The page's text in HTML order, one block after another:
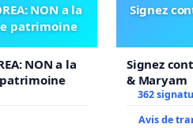
NON a la
patrimoine
NON a la
Signez
Signez
& Maryam
362
Avis de